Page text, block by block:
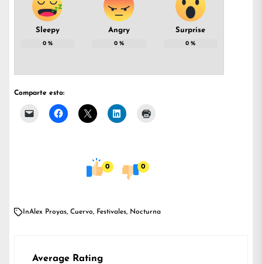
Sleepy
0%
Angry
0 %
Surprise
0 %
Comparte esto:
0 0
InAlex Proyas, Cuervo, Festivales, Nocturna
Average Rating